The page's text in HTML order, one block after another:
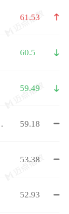
61.53
60.5
59.49
59.18
53.38
52.93